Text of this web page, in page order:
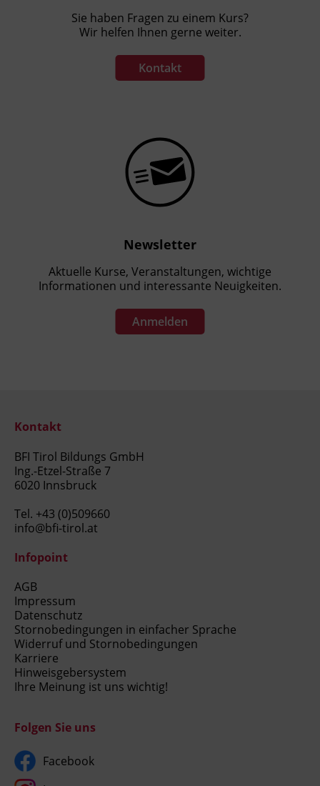
Sie haben Fragen zu einem Kurs?
Wir helfen Ihnen gerne weiter.
Kontakt
Newsletter
Aktuelle Kurse, Veranstaltungen, wichtige
Informationen und interessante Neuigkeiten.
Anmelden
Kontakt
BFI Tirol Bildungs GmbH
Ing.-Etzel-Straße 7
6020 Innsbruck
Tel. +43 (0)509660
info@bfi-tirol.at
Infopoint
AGB
Impressum
Datenschutz
Stornobedingungen in einfacher Sprache
Widerruf und Stornobedingungen
Karriere
Hinweisgebersystem
Ihre Meinung ist uns wichtig!
Folgen Sie uns
Facebook